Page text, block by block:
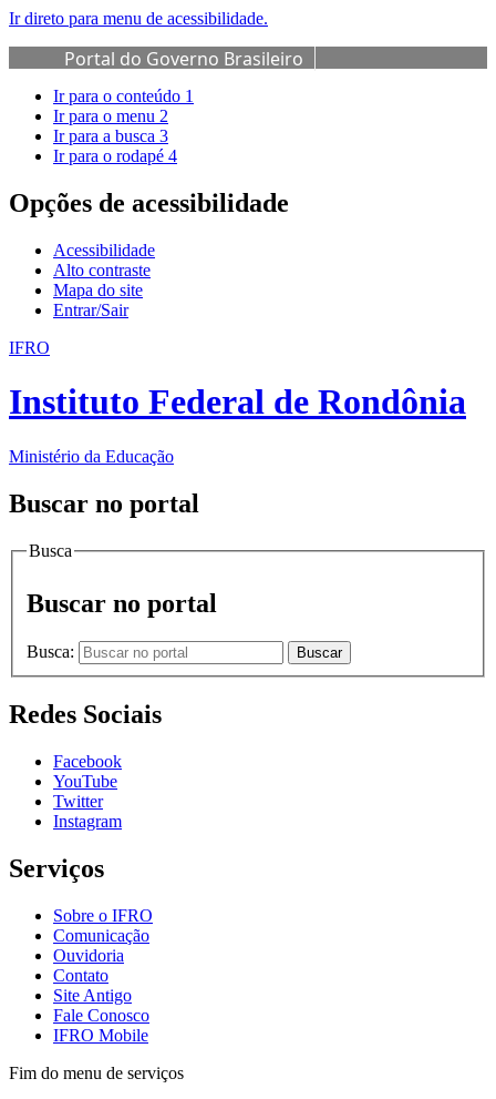
Ir direto para menu de acessibilidade.
Portal do Governo Brasileiro
Ir para o conteúdo 1
Ir para o menu 2
Ir para a busca 3
Ir para o rodapé 4
Opções de acessibilidade
Acessibilidade
Alto contraste
Mapa do site
Entrar/Sair
IFRO
Instituto Federal de Rondônia
Ministério da Educação
Buscar no portal
Busca
Buscar no portal
Busca: Buscar
Redes Sociais
Facebook
YouTube
Twitter
Instagram
Serviços
Sobre o IFRO
Comunicação
Ouvidoria
Contato
Site Antigo
Fale Conosco
IFRO Mobile
Fim do menu de serviços